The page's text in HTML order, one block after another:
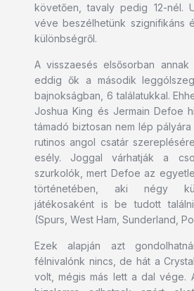
követően, tavaly pedig 12-nél.
véve beszélhetünk szignifikáns
különbségről.
A visszaesés elsősorban
eddig ők a második
bajnokságban, 6 találatukkal.
Joshua King és Jermain Defoe
támadó biztosan nem lép
rutinos angol csatár
esély. Joggal várhatják a
szurkolók, mert Defoe az
történetében, aki négy
játékosaként is be tudott
(Spurs, West Ham, Sunderland,
Ezek alapján azt
félnivalónk nincs, de hát a
volt, mégis más lett a dal vége.